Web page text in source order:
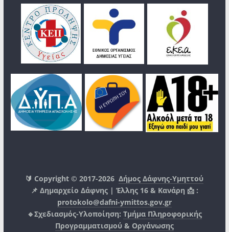
🔰 Copyright © 2017-2026Δήμος Δάφνης-Υμηττού
📌 Δημαρχείο Δάφνης | Έλλης 16 & Κανάρη 📩 :
protokolo@dafni-ymittos.gov.gr
🔹Σχεδιασμός-Υλοποίηση: Τμήμα Πληροφορικής
Προγραμματισμού & Οργάνωσης